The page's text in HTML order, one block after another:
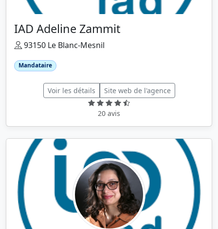
IAD Adeline Zammit
93150 Le Blanc-Mesnil
Mandataire
Voir les détails Site web de l'agence
20 avis